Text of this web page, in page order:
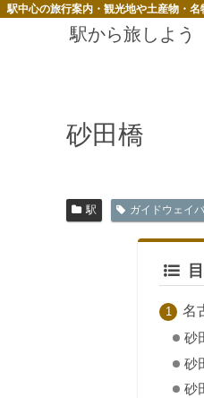
駅中心の旅行案内・観光地や土産物・
駅から旅しよう
砂田橋
駅 ガイドウェイ
名
砂
砂
砂